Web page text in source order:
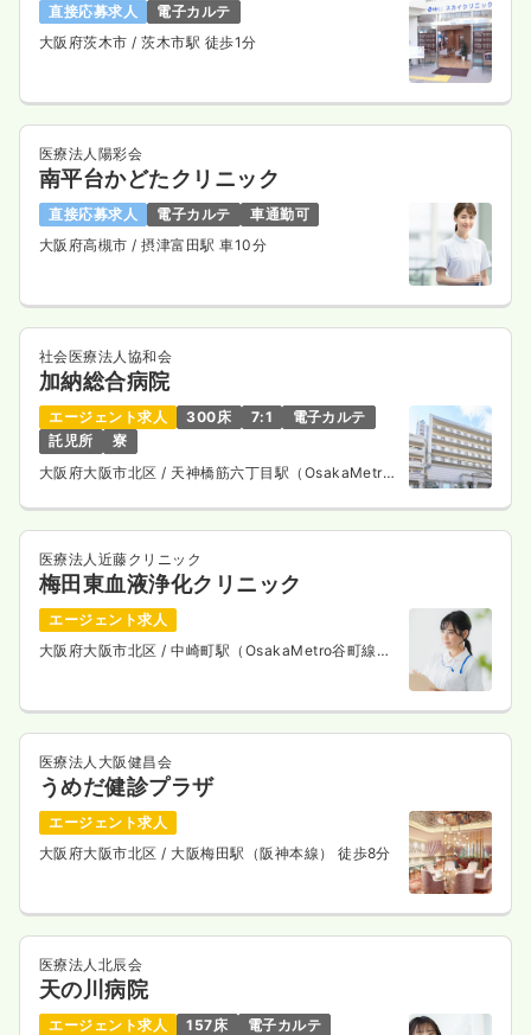
直接応募求人
電子カルテ
大阪府茨木市/ 茨木市駅 徒歩1分
医療法人陽彩会
南平台かどたクリニック
直接応募求人 電子カルテ
車通勤可
大阪府高槻市/ 摂津富田駅 車10分
社会医療法人協和会
加納総合病院
エージェント求人 300床 7:1
電子カルテ
託児所
寮
大阪府大阪市北区 / 天神橋筋六丁目駅（OsakaMetro
医療法人近藤クリニック
梅田東血液浄化クリニック
エージェント求人
大阪府大阪市北区/ 中崎町駅（OsakaMetro谷町線）
医療法人大阪健昌会
うめだ健診プラザ
エージェント求人
大阪府大阪市北区/ 大阪梅田駅（阪神本線） 徒歩8分
医療法人北辰会
天の川病院
エージェント求人 157床
電子カルテ